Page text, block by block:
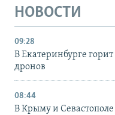
НОВОСТИ
09:28
В Екатеринбурге
дронов
08:44
В Крыму и